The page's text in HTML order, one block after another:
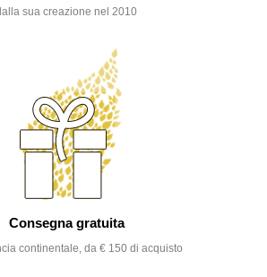
sua creazione nel 2010
Consegna gratuita
continentale, da € 150 di acquisto